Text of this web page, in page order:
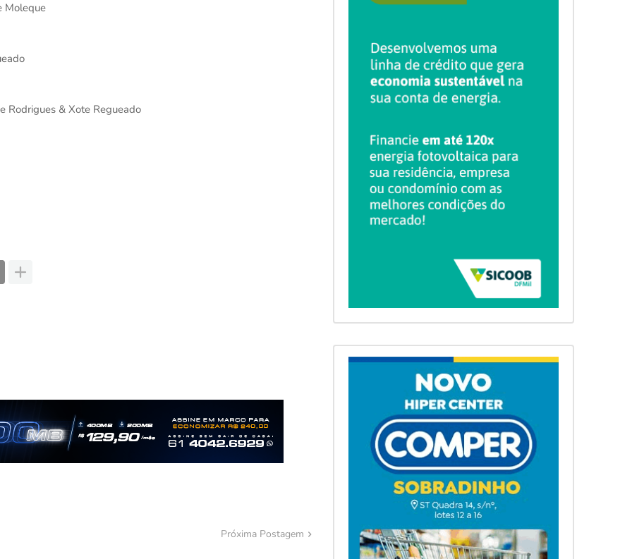
Moleque
Rodrigues & Xote Regueado
Próxima Postagem